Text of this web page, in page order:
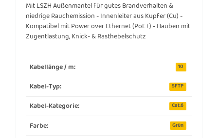
Mit LSZH Außenmantel für gutes Brandverhalten &
niedrige Rauchemission - Innenleiter aus Kupfer (Cu) -
Kompatibel mit Power over Ethernet (PoE+) - Hauben mit
Zugentlastung, Knick- & Rasthebelschutz
Kabellänge / m: 10
Kabel-Typ: SFTP
Kabel-Kategorie: Cat.6
Farbe: Grün